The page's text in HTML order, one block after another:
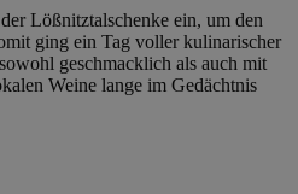
Lößnitztalschenke ein, um den
ging ein Tag voller kulinarischer
geschmacklich als auch mit
Weine lange im Gedächtnis